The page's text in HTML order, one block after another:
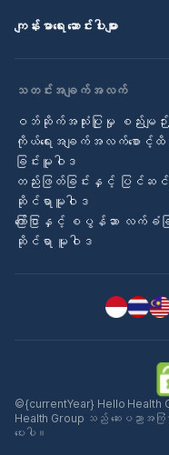
ကျန်းမာရေး ဆောင်းပါးများ
သတင်းအချက်အလက်
ဝဘ်ဆိုက်အသုံးပြုမှု စည်းမျဉ်းမ
ကိုယ်ရေးအချက်အလက်စောင့်ထိ
ခြင်းမူဝါဒ
တည်းဖြတ်ခြင်းနှင့် ပြင်ဆင်
ဆိုင်ရာမူဝါဒ
ကြော်ငြာနှင့် စပွန်ဆာ လက်ခံခ
ဆိုင်ရာ မူဝါဒ
©{currentYear} Hello Health
Health Group သည် ဆေးပညာအကြံဉ
ပေးပါ။